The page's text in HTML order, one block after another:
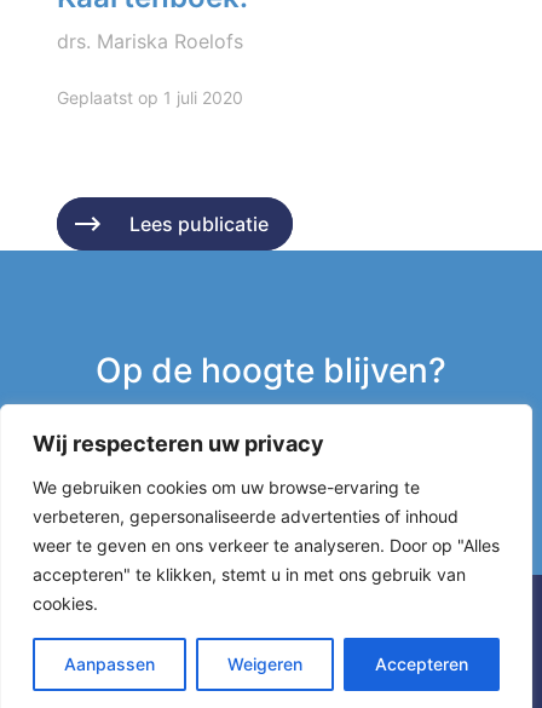
Wij respecteren uw privacy
We gebruiken cookies om uw browse-ervaring te
verbeteren, gepersonaliseerde advertenties of inhoud
weer te geven en ons verkeer te analyseren. Door op "Alles
accepteren" te klikken, stemt u in met ons gebruik van
cookies.
Aanpassen Weigeren Accepteren
Lees publicatie
drs. Mariska Roelofs
Geplaatst op 1 juli 2020
Lees publicatie
Op de hoogte blijven?
Inschrijven nieuwsbrief